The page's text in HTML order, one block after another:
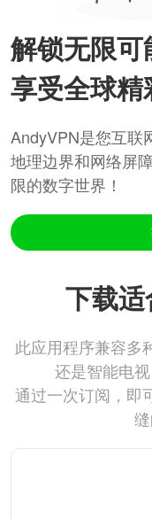
解锁无限可
享受全球精
AndyVPN是您互联
地理边界和网络屏
限的数字世界！
下载
此应用程序兼容多
还是智能电
通过一次订阅，即